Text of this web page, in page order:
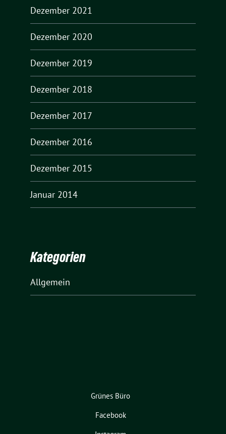
Dezember 2021
Dezember 2020
Dezember 2019
Dezember 2018
Dezember 2017
Dezember 2016
Dezember 2015
Januar 2014
Kategorien
Allgemein
Grünes Büro
Facebook